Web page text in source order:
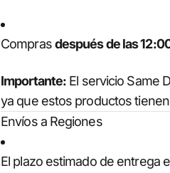
Comprasdespués de las
Importante: El servicio Same
ya que estos productos
Envíos a Regiones
El plazo estimado de entrega